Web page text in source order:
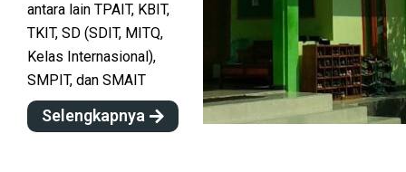
antara lain TPAIT, KBIT,
TKIT, SD (SDIT, MITQ,
Kelas Internasional),
SMPIT, dan SMAIT
Selengkapnya